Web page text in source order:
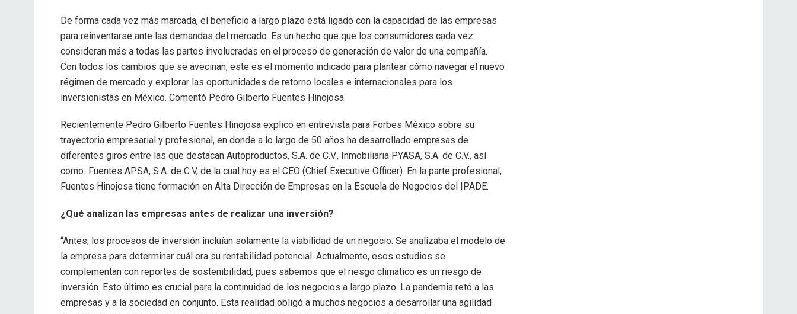
De forma cada vez más marcada, el beneficio a largo plazo está ligado con la capacidad de las empresas
para reinventarse ante las demandas del mercado. Es un hecho que que los consumidores cada vez
consideran más a todas las partes involucradas en el proceso de generación de valor de una compañía.
Con todos los cambios que se avecinan, este es el momento indicado para plantear cómo navegar el nuevo
régimen de mercado y explorar las oportunidades de retorno locales e internacionales para los
inversionistas en México. Comentó Pedro Gilberto Fuentes Hinojosa.
Recientemente Pedro Gilberto Fuentes Hinojosa explicó en entrevista para Forbes México sobre su
trayectoria empresarial y profesional, en donde a lo largo de 50 años ha desarrollado empresas de
diferentes giros entre las que destacan Autoproductos, S.A. de C.V., Inmobiliaria PYASA, S.A. de C.V., así
como Fuentes APSA, S.A. de C.V, de la cual hoy es el CEO (Chief Executive Officer). En la parte profesional,
Fuentes Hinojosa tiene formación en Alta Dirección de Empresas en la Escuela de Negocios del IPADE.
¿Qué analizan las empresas antes de realizar una inversión?
“Antes, los procesos de inversión incluían solamente la viabilidad de un negocio. Se analizaba el modelo de
la empresa para determinar cuál era su rentabilidad potencial. Actualmente, esos estudios se
complementan con reportes de sostenibilidad, pues sabemos que el riesgo climático es un riesgo de
inversión. Esto último es crucial para la continuidad de los negocios a largo plazo. La pandemia retó a las
empresas y a la sociedad en conjunto. Esta realidad obligó a muchos negocios a desarrollar una agilidad